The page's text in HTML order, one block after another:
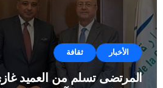
الأخبار ثقافة
المرتضى تسلم من العميد